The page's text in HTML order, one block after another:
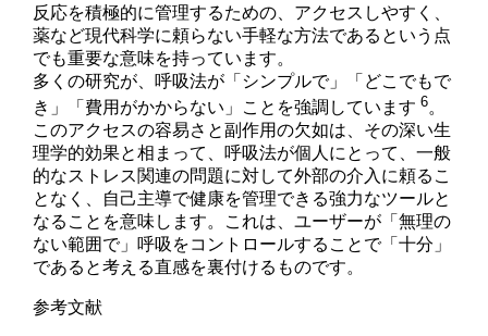
反応を積極的に管理するための、アクセスしやすく、
薬など現代科学に頼らない手軽な方法であるという点
でも重要な意味を持っています。
多くの研究が、呼吸法が「シンプルで」「どこでもで
き」「費用がかからない」ことを強調しています6。
このアクセスの容易さと副作用の欠如は、その深い生
理学的効果と相まって、呼吸法が個人にとって、一般
的なストレス関連の問題に対して外部の介入に頼るこ
となく、自己主導で健康を管理できる強力なツールと
なることを意味します。これは、ユーザーが「無理の
ない範囲で」呼吸をコントロールすることで「十分」
であると考える直感を裏付けるものです。
参考文献